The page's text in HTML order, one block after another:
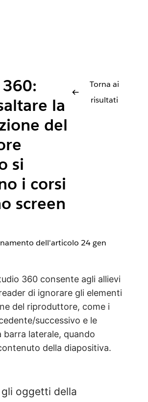
la
del
si
i corsi
screen
Torna ai
risultati
dell'articolo 24 gen
360 consente agli allievi
di ignorare gli elementi
del riproduttore, come i
successivo e le
barra laterale, quando
della diapositiva.
oggetti della